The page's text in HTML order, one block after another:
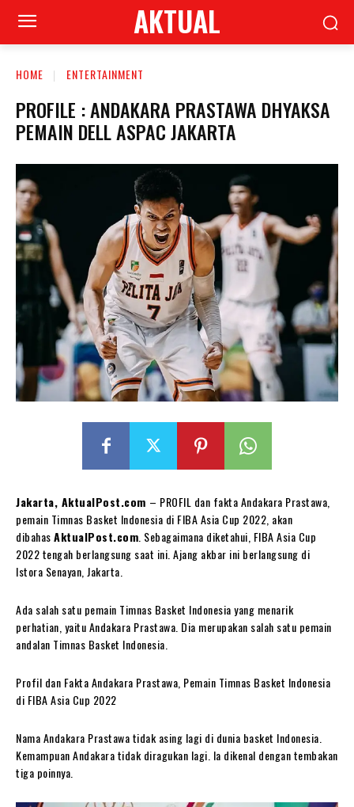
AKTUAL
HOME ENTERTAINMENT
PROFILE : ANDAKARA PRASTAWA DHYAKSA
PEMAIN DELL ASPAC JAKARTA
Jakarta, AktualPost.com – PROFIL dan fakta Andakara Prastawa,
pemain Timnas Basket Indonesia di FIBA Asia Cup 2022, akan
dibahasAktualPost.com . Sebagaimana diketahui, FIBA Asia Cup
2022 tengah berlangsung saat ini. Ajang akbar ini berlangsung di
Istora Senayan, Jakarta.
Ada salah satu pemain Timnas Basket Indonesia yang menarik
perhatian, yaitu Andakara Prastawa. Dia merupakan salah satu pemain
andalan Timnas Basket Indonesia.
Profil dan Fakta Andakara Prastawa, Pemain Timnas Basket Indonesia
di FIBA Asia Cup 2022
Nama Andakara Prastawa tidak asing lagi di dunia basket Indonesia.
Kemampuan Andakara tidak diragukan lagi. Ia dikenal dengan tembakan
tiga poinnya.